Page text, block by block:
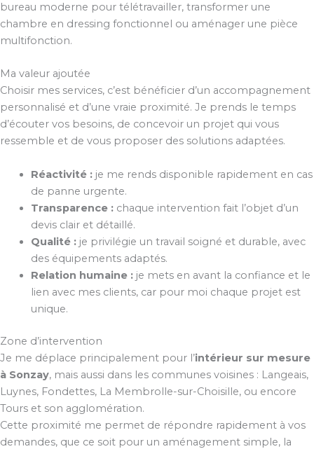
bureau moderne pour télétravailler, transformer une
chambre en dressing fonctionnel ou aménager une pièce
multifonction.
Ma valeur ajoutée
Choisir mes services, c’est bénéficier d’un accompagnement
personnalisé et d’une vraie proximité. Je prends le temps
d’écouter vos besoins, de concevoir un projet qui vous
ressemble et de vous proposer des solutions adaptées.
Réactivité :je me rends disponible rapidement en cas
de panne urgente.
Transparence :chaque intervention fait l’objet d’un
devis clair et détaillé.
Qualité :je privilégie un travail soigné et durable, avec
des équipements adaptés.
Relation humaine :je mets en avant la confiance et le
lien avec mes clients, car pour moi chaque projet est
unique.
Zone d’intervention
Je me déplace principalement pour l’intérieur sur mesure
à Sonzay, mais aussi dans les communes voisines : Langeais,
Luynes, Fondettes, La Membrolle-sur-Choisille, ou encore
Tours et son agglomération.
Cette proximité me permet de répondre rapidement à vos
demandes, que ce soit pour un aménagement simple, la